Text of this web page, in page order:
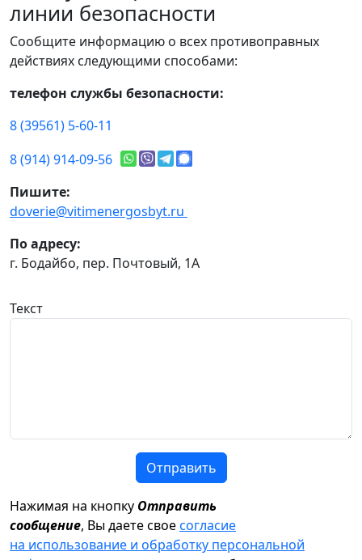
линии безопасности
Сообщите информацию о всех противоправных
действиях следующими способами:
телефон службы безопасности:
8 (39561) 5-60-11
8 (914) 914-09-56
Пишите:
doverie@vitimenergosbyt.ru
По адресу:
г. Бодайбо, пер. Почтовый, 1А
Текст
Отправить
Нажимая на кнопку Отправить
сообщение, Вы даете своесогласие
на использование и обработку персональной